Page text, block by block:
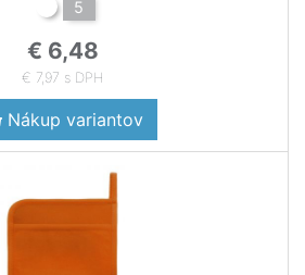
5
€ 6,48
€ 7,97 s DPH
Nákup variantov